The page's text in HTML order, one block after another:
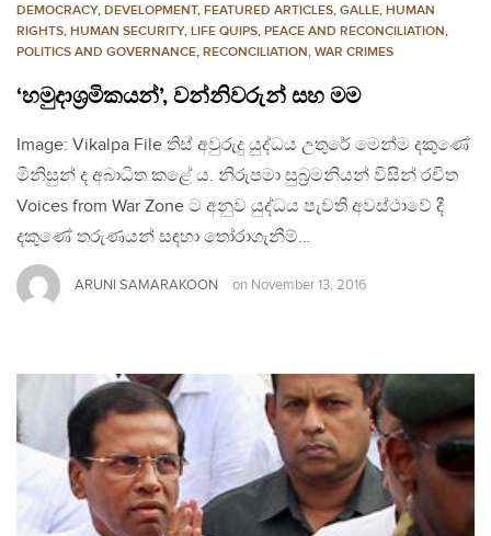
DEMOCRACY, DEVELOPMENT, FEATURED ARTICLES, GALLE, HUMAN
RIGHTS, HUMAN SECURITY, LIFE QUIPS, PEACE AND RECONCILIATION,
POLITICS AND GOVERNANCE, RECONCILIATION, WAR CRIMES
‘හමුදාශ‍්‍රමිකයන්’, වන්නිවරුන් සහ මම
Image: Vikalpa File තිස් අවුරුදු යුද්ධය උතුරේ මෙන්ම දකුණේ
මිනිසුන් ද අබාධිත කළේ ය. නිරුපමා සුබ‍්‍රමනියන් විසින් රචිත
Voices from War Zone ට අනුව යුද්ධය පැවති අවස්ථාවේ දී
දකුණේ තරුණයන් සඳහා තෝරාගැනීම්…
ARUNI SAMARAKOON on November 13, 2016